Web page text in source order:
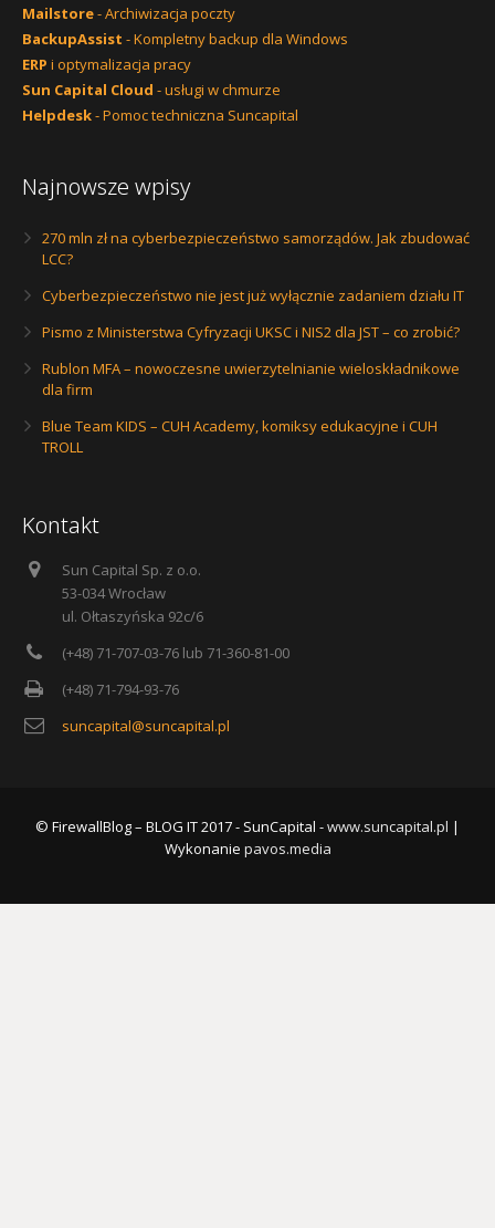
Mailstore- Archiwizacja poczty
BackupAssist - Kompletny backup dla Windows
ERP i optymalizacja pracy
Sun Capital Cloud - usługi w chmurze
Helpdesk- Pomoc techniczna Suncapital
Najnowsze wpisy
270 mln zł na cyberbezpieczeństwo samorządów. Jak zbudować
LCC?
Cyberbezpieczeństwo nie jest już wyłącznie zadaniem działu IT
Pismo z Ministerstwa Cyfryzacji UKSC i NIS2 dla JST – co zrobić?
Rublon MFA – nowoczesne uwierzytelnianie wieloskładnikowe
dla firm
Blue Team KIDS – CUH Academy, komiksy edukacyjne i CUH
TROLL
Kontakt
Sun Capital Sp. z o.o.
53-034 Wrocław
ul. Ołtaszyńska 92c/6
(+48) 71-707-03-76 lub 71-360-81-00
(+48) 71-794-93-76
suncapital@suncapital.pl
© FirewallBlog – BLOG IT 2017 - SunCapital -www.suncapital.pl |
Wykonanie pavos.media